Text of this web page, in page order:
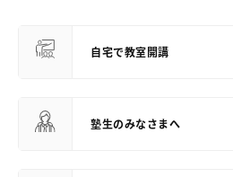
自宅で教室開講
塾生のみなさまへ